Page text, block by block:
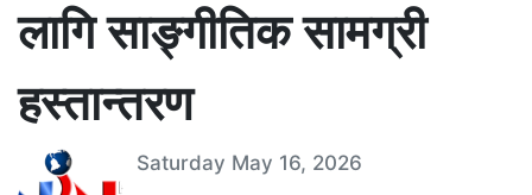
लागि साङ्गीतिक सामग्री
हस्तान्तरण
Saturday May 16, 2026